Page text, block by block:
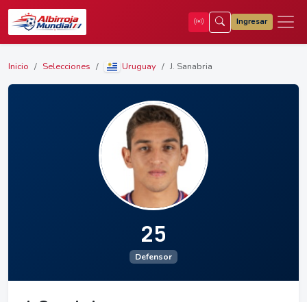
Ingresar
Inicio Selecciones Uruguay J. Sanabria
25
Defensor